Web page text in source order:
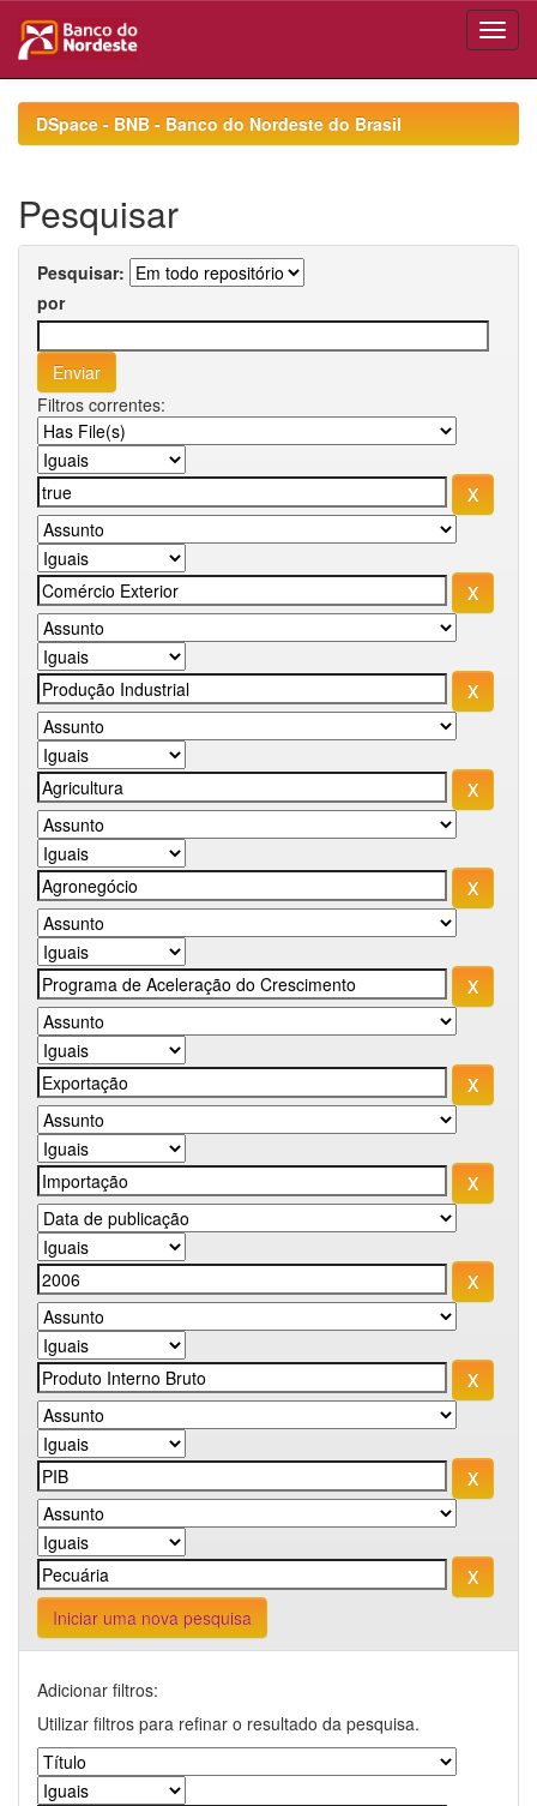
navigationDSpace - BNB - Banco do Nordeste do Brasil
Pesquisar
Pesquisar:
por
Filtros correntes:
Iniciar uma nova pesquisa
Adicionar filtros:
Utilizar filtros para refinar o resultado da pesquisa.